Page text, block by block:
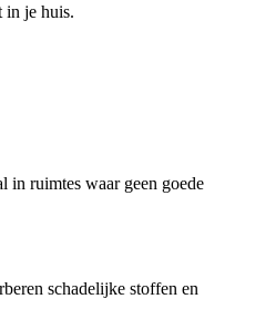
in je huis.
ruimtes waar geen goede
schadelijke stoffen en